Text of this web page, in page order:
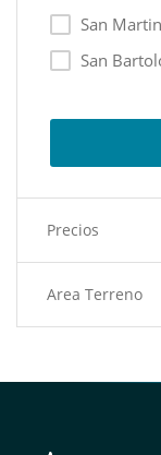
San
San
San Juan
San Luis
Lurigancho
Lince
Precios
Area Terreno